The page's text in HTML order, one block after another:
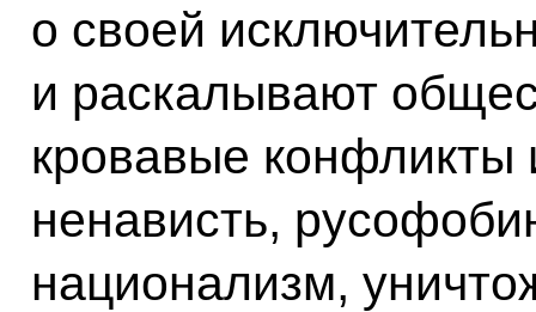
о своей
и раскалывают
кровавые конфликты
ненависть,
национализм,